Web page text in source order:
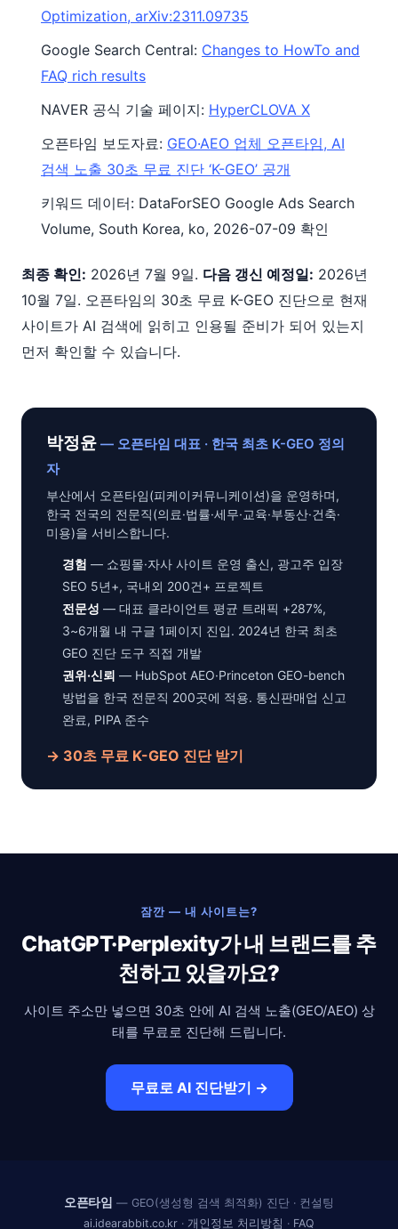
Optimization, arXiv:2311.09735
Google Search Central: Changes to HowTo and
FAQ rich results
NAVER 공식 기술 페이지: HyperCLOVA X
오픈타임 보도자료: GEO·AEO 업체 오픈타임, AI
검색 노출 30초 무료 진단 ‘K-GEO’ 공개
키워드 데이터: DataForSEO Google Ads Search
Volume, South Korea, ko, 2026-07-09 확인
최종 확인: 2026년 7월 9일. 다음 갱신 예정일: 2026년
10월 7일. 오픈타임의 30초 무료 K-GEO 진단으로 현재
사이트가 AI 검색에 읽히고 인용될 준비가 되어 있는지
먼저 확인할 수 있습니다.
박정윤 — 오픈타임 대표 · 한국 최초 K-GEO 정의
자
부산에서 오픈타임(피케이커뮤니케이션)을 운영하며,
한국 전국의 전문직(의료·법률·세무·교육·부동산·건축·
미용)을 서비스합니다.
경험 — 쇼핑몰·자사 사이트 운영 출신, 광고주 입장
SEO 5년+, 국내외 200건+ 프로젝트
전문성 — 대표 클라이언트 평균 트래픽 +287%,
3~6개월 내 구글 1페이지 진입. 2024년 한국 최초
GEO 진단 도구 직접 개발
권위·신뢰 — HubSpot AEO·Princeton GEO-bench
방법을 한국 전문직 200곳에 적용. 통신판매업 신고
완료, PIPA 준수
→ 30초 무료 K-GEO 진단 받기
잠깐 — 내 사이트는?
ChatGPT·Perplexity가 내 브랜드를 추
천하고 있을까요?
사이트 주소만 넣으면 30초 안에 AI 검색 노출(GEO/AEO) 상
태를 무료로 진단해 드립니다.
무료로 AI 진단받기 →
오픈타임 — GEO(생성형 검색 최적화) 진단 · 컨설팅
ai.idearabbit.co.kr · 개인정보 처리방침 · FAQ